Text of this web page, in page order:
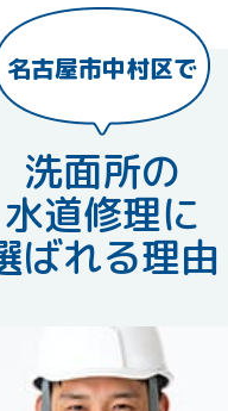
名古屋市中村区で
洗面所の
水道修理に
ばれる理由